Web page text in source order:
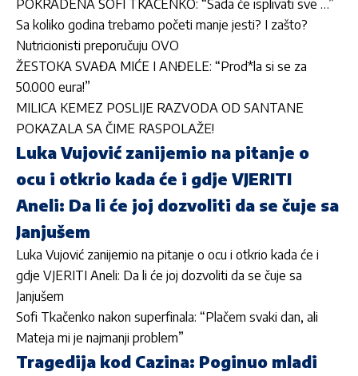
POKRADENA SOFI TKAČENKO: “Sada će isplivati sve …”
Sa koliko godina trebamo početi manje jesti? I zašto?
Nutricionisti preporučuju OVO
ŽESTOKA SVAĐA MIĆE I ANĐELE: “Prod*la si se za
50.000 eura!”
MILICA KEMEZ POSLIJE RAZVODA OD SANTANE
POKAZALA SA ČIME RASPOLAŽE!
Luka Vujović zanijemio na pitanje o
ocu i otkrio kada će i gdje VJERITI
Aneli: Da li će joj dozvoliti da se čuje sa
Janjušem
Luka Vujović zanijemio na pitanje o ocu i otkrio kada će i
gdje VJERITI Aneli: Da li će joj dozvoliti da se čuje sa
Janjušem
Sofi Tkačenko nakon superfinala: “Plačem svaki dan, ali
Mateja mi je najmanji problem”
Tragedija kod Cazina: Poginuo mladi